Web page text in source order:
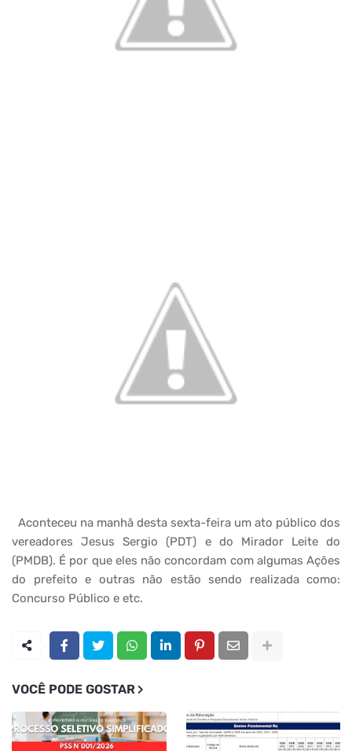
Aconteceu na manhã desta sexta-feira um ato público dos
vereadores Jesus Sergio (PDT) e do Mirador Leite do
(PMDB). É por que eles não concordam com algumas Ações
do prefeito e outras não estão sendo realizada como:
Concurso Público e etc.
VOCÊ PODE GOSTAR